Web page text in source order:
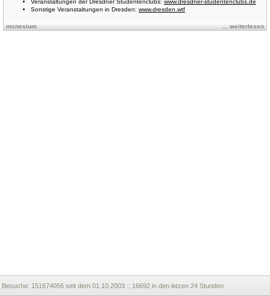
Veranstaltungen der Dresdner Studentenclubs: www.dresdner-studentenclubs.de
Sonstige Veranstaltungen in Dresden: www.dresden.wtf
mcnesium ... weiterlesen
Besuche: 151674056 seit dem 01.10.2003 :: 16692 in den letzen 24 Stunden